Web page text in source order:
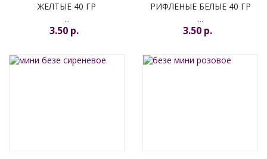
ЖЕЛТЫЕ 40 ГР
...
3.50 p.
РИФЛЕНЫЕ БЕЛЫЕ 40 ГР
...
3.50 p.